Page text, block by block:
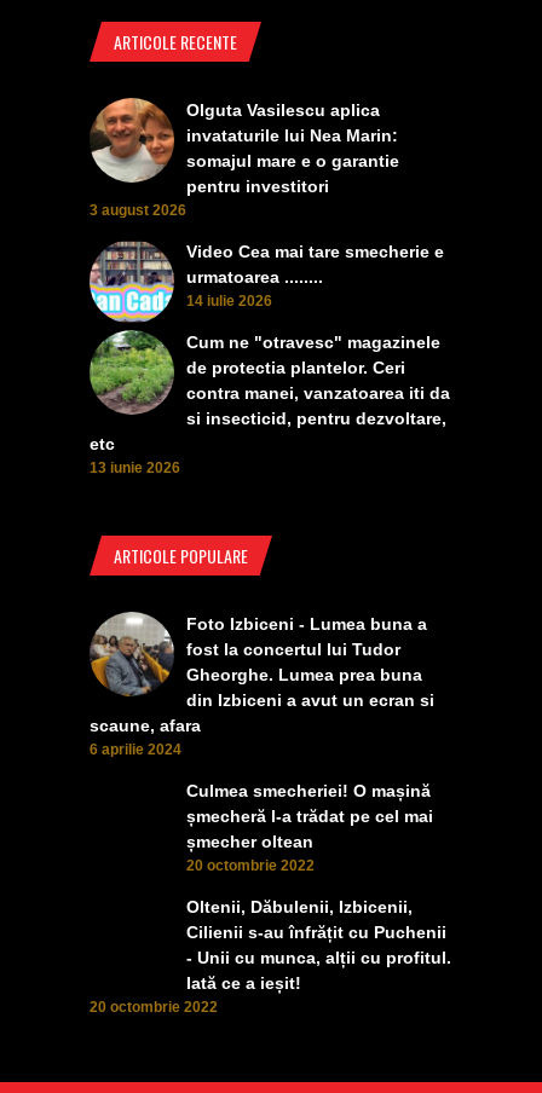
ARTICOLE RECENTE
Olguta Vasilescu aplica
invataturile lui Nea Marin:
somajul mare e o garantie
pentru investitori
3 august 2026
Video Cea mai tare smecherie e
urmatoarea ........
14 iulie 2026
Cum ne "otravesc" magazinele
de protectia plantelor. Ceri
contra manei, vanzatoarea iti da
si insecticid, pentru dezvoltare,
etc
13 iunie 2026
ARTICOLE POPULARE
Foto Izbiceni - Lumea buna a
fost la concertul lui Tudor
Gheorghe. Lumea prea buna
din Izbiceni a avut un ecran si
scaune, afara
6 aprilie 2024
Culmea smecheriei! O mașină
șmecheră l-a trădat pe cel mai
șmecher oltean
20 octombrie 2022
Oltenii, Dăbulenii, Izbicenii,
Cilienii s-au înfrățit cu Puchenii
- Unii cu munca, alții cu profitul.
Iată ce a ieșit!
20 octombrie 2022